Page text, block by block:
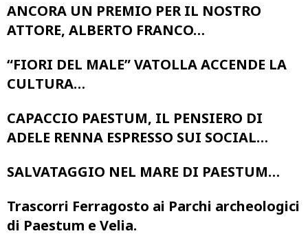
ANCORA UN PREMIO PER IL NOSTRO
ATTORE, ALBERTO FRANCO…
“FIORI DEL MALE” VATOLLA ACCENDE LA
CULTURA…
CAPACCIO PAESTUM, IL PENSIERO DI
ADELE RENNA ESPRESSO SUI SOCIAL…
SALVATAGGIO NEL MARE DI PAESTUM…
Trascorri Ferragosto ai Parchi archeologici
di Paestum e Velia.